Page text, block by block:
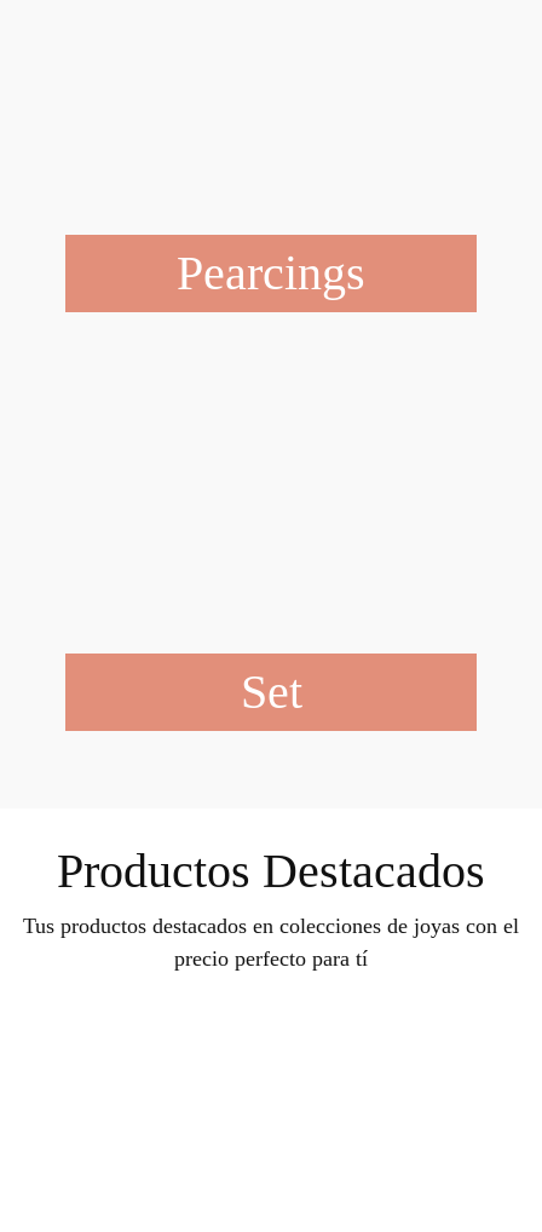
Pearcings
Set
Productos Destacados
Tus productos destacados en colecciones de joyas con el
precio perfecto para tí